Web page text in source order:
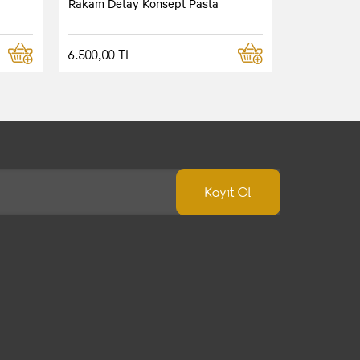
Rakam Detay Konsept Pasta
6.500,00 TL
Kayıt Ol